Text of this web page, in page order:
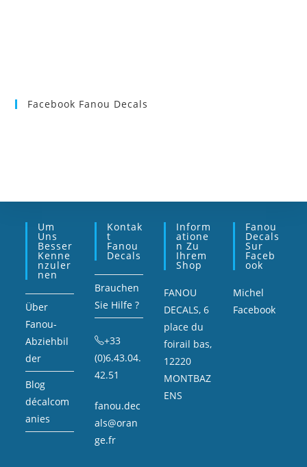
Facebook Fanou Decals
Um
Uns
Besser
Kenne
Nzuler
Nen
Über
Fanou-
Abziehbil
der
Blog
décalcom
anies
Kontak
T
Fanou
Decals
Brauchen
Sie Hilfe ?
+33
(0)6.43.04.
42.51
fanou.dec
als@oran
ge.fr
Inform
Atione
N Zu
Ihrem
Shop
FANOU
DECALS, 6
place du
foirail bas,
12220
MONTBAZ
ENS
Fanou
Decals
Sur
Faceb
Ook
Michel
Facebook